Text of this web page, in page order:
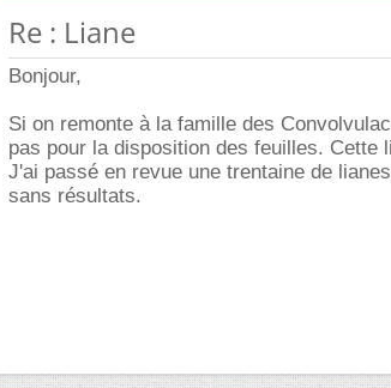
Re : Liane
Bonjour,
Si on remonte à la famille des
pas pour la disposition des feuilles. Cette
J'ai passé en revue une trentaine de
sans résultats.